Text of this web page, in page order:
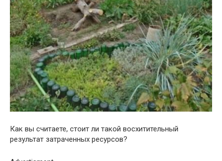
Как вы считаете, стоит ли такой восхитительный
результат затраченных ресурсов?